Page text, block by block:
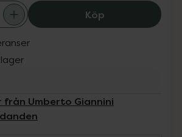
KöpUmberto
Umberto Giannini